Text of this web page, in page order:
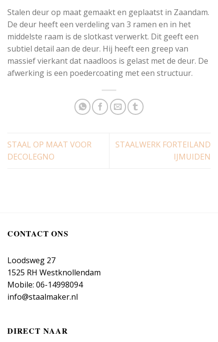
Stalen deur op maat gemaakt en geplaatst in Zaandam.
De deur heeft een verdeling van 3 ramen en in het
middelste raam is de slotkast verwerkt. Dit geeft een
subtiel detail aan de deur. Hij heeft een greep van
massief vierkant dat naadloos is gelast met de deur. De
afwerking is een poedercoating met een structuur.
STAAL OP MAAT VOOR
DECOLEGNO
STAALWERK FORTEILAND
IJMUIDEN
CONTACT ONS
Loodsweg 27
1525 RH Westknollendam
Mobile: 06-14998094
info@staalmaker.nl
DIRECT NAAR